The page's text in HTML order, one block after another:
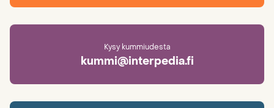
Kysy kummiudesta
kummi@interpedia.fi